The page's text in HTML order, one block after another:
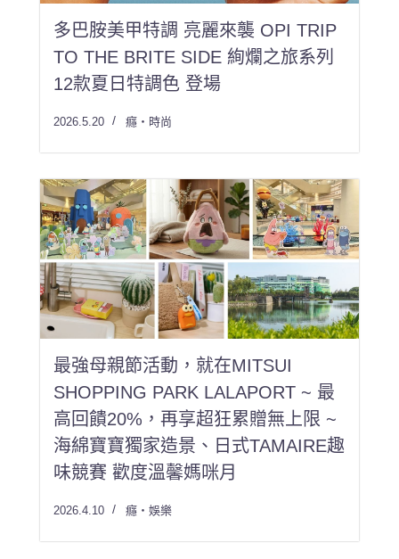
多巴胺美甲特調 亮麗來襲 OPI TRIP
TO THE BRITE SIDE 絢爛之旅系列
12款夏日特調色 登場
2026.5.20 癮・時尚
最強母親節活動，就在MITSUI
SHOPPING PARK LALAPORT ~ 最
高回饋20%，再享超狂累贈無上限 ~
海綿寶寶獨家造景、日式TAMAIRE趣
味競賽 歡度溫馨媽咪月
2026.4.10 癮・娛樂